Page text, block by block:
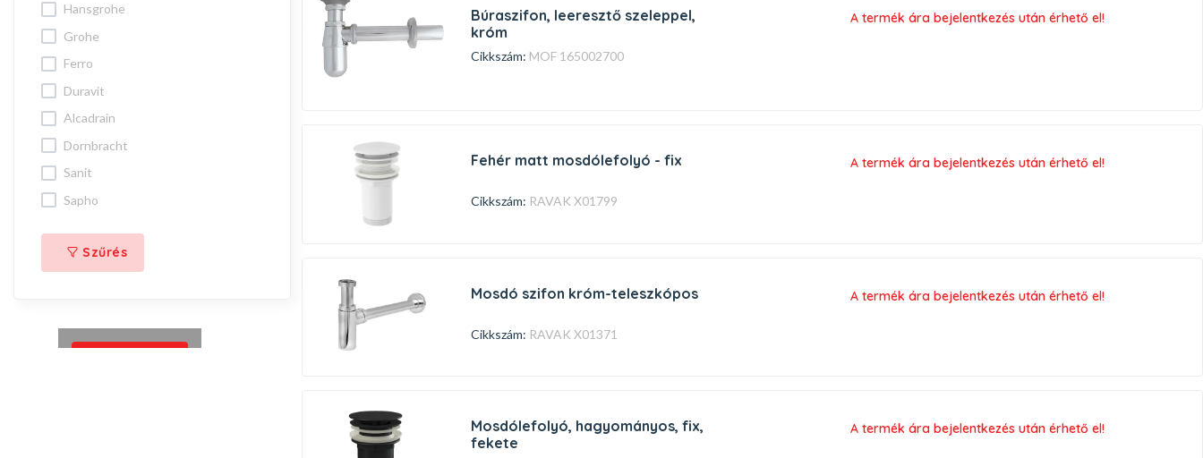
búraszifon, leeresztő szeleppel,
króm
Cikkszám: MOF 165002700
A termék ára bejelentkezés után érhető el!
fehér matt mosdólefolyó - fix
Cikkszám: RAVAK X01799
A termék ára bejelentkezés után érhető el!
mosdó szifon króm-teleszkópos
Cikkszám: RAVAK X01371
A termék ára bejelentkezés után érhető el!
mosdólefolyó, hagyományos, fix,
fekete
A termék ára bejelentkezés után érhető el!
hansgrohe
grohe
ferro
duravit
alcadrain
dornbracht
sanit
sapho
Szűrés